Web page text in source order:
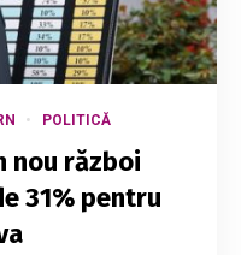
POLITICĂ
nou război
31% pentru